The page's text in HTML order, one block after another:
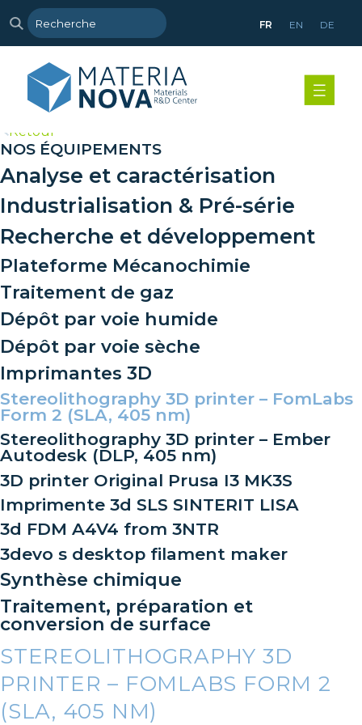
FR EN DE
Retour
NOS ÉQUIPEMENTS
Analyse et caractérisation
Industrialisation & Pré-série
Recherche et développement
Plateforme Mécanochimie
Traitement de gaz
Dépôt par voie humide
Dépôt par voie sèche
Imprimantes 3D
Stereolithography 3D printer – FomLabs
Form 2 (SLA, 405 nm)
Stereolithography 3D printer – Ember
Autodesk (DLP, 405 nm)
3D printer Original Prusa I3 MK3S
Imprimente 3d SLS SINTERIT LISA
3d FDM A4V4 from 3NTR
3devo s desktop filament maker
Synthèse chimique
Traitement, préparation et
conversion de surface
STEREOLITHOGRAPHY 3D
PRINTER – FOMLABS FORM 2
(SLA, 405 NM)